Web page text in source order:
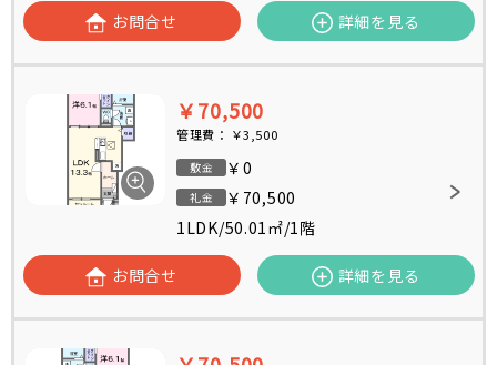
お問合せ 詳細を見る
￥70,500
管理費： ￥3,500
敷金 ￥0
礼金
￥70,500
1LDK/50.01㎡/1階
お問合せ 詳細を見る